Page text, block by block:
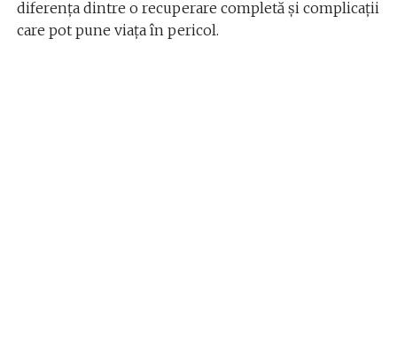
diferența dintre o recuperare completă și complicații
care pot pune viața în pericol.